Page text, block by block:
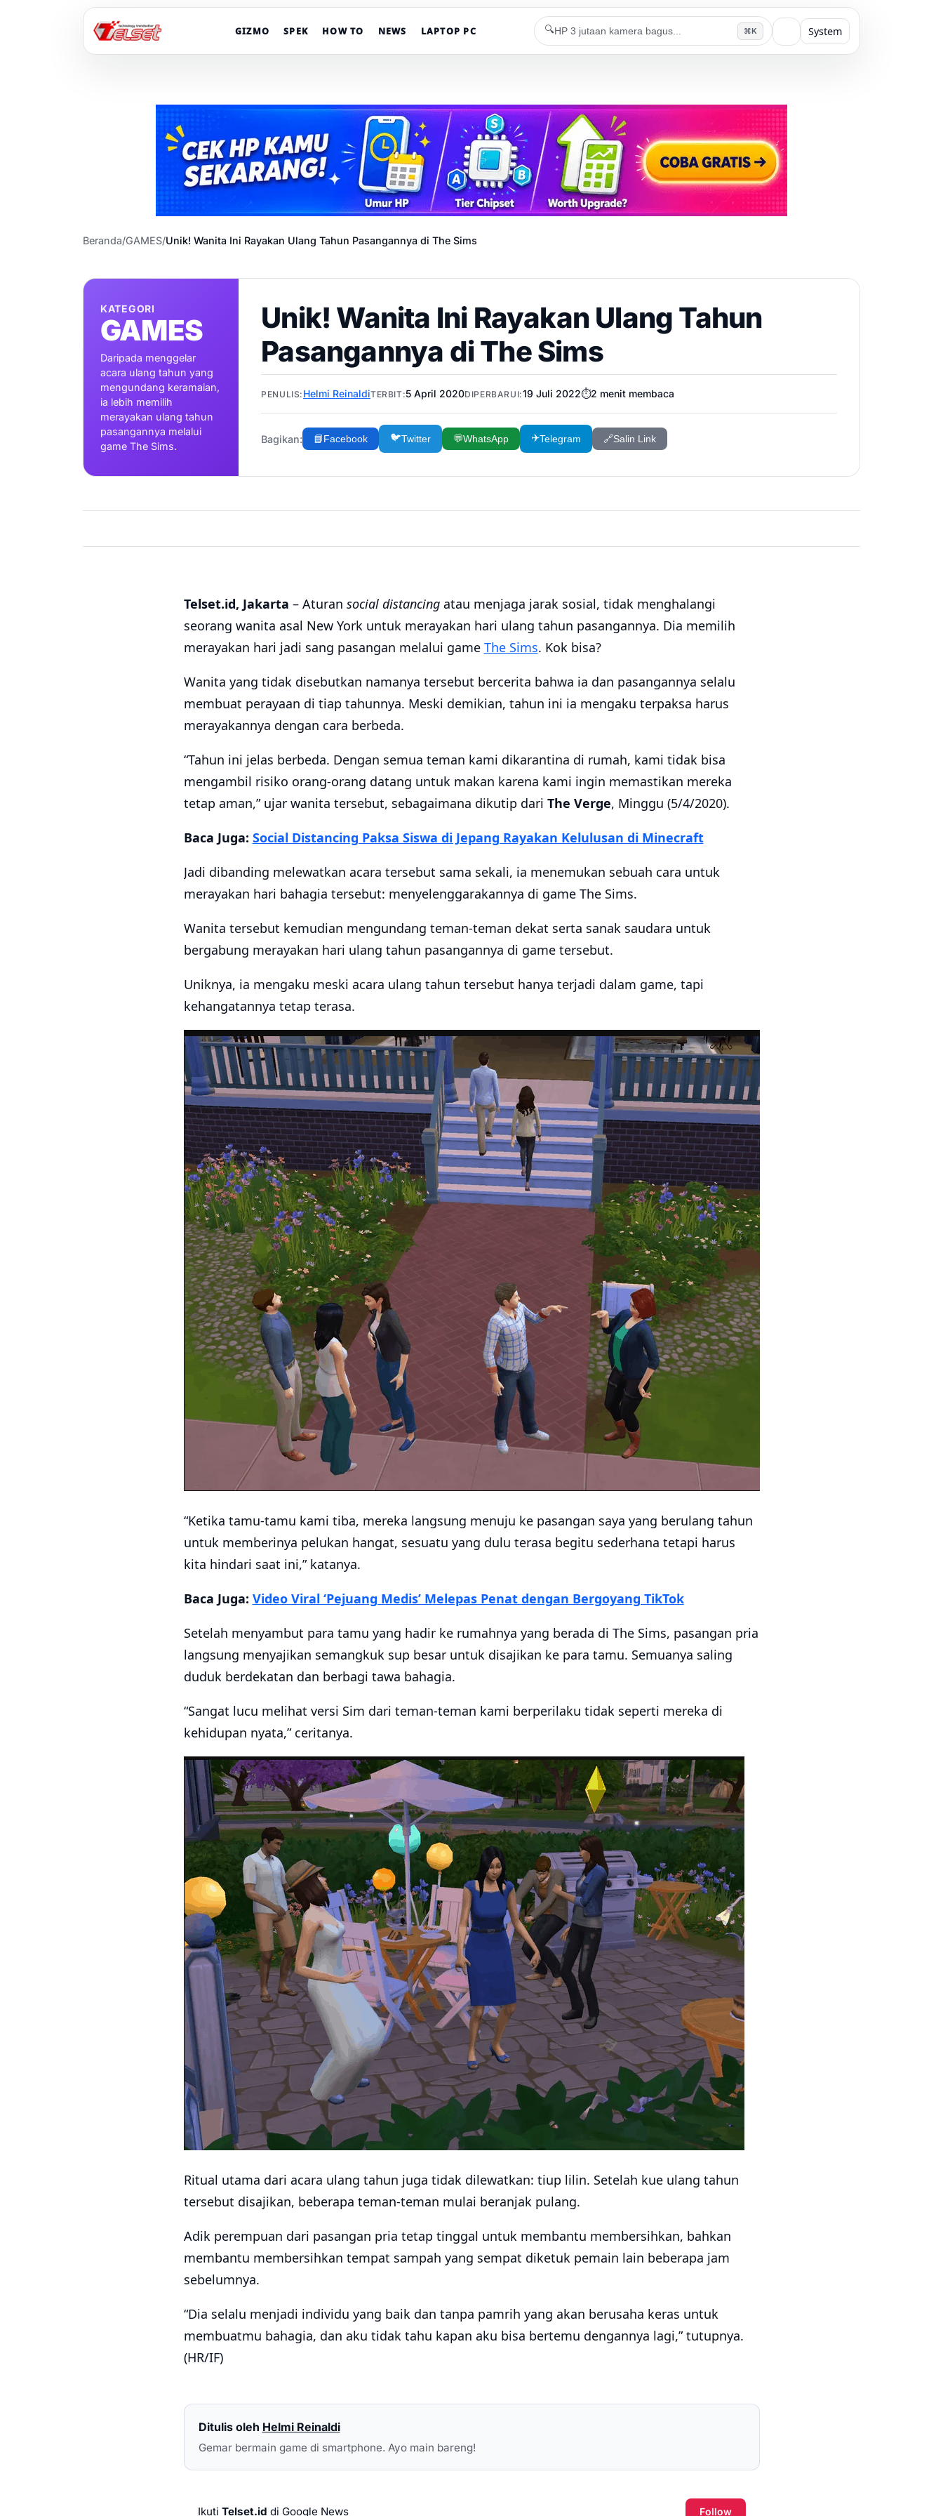
GIZMO SPEK HOW TO NEWS LAPTOP PC 🔍 ⌘K System
Beranda/GAMES/Unik! Wanita Ini Rayakan Ulang Tahun Pasangannya di The Sims
KATEGORI
GAMES
Daripada menggelar
acara ulang tahun yang
mengundang keramaian,
ia lebih memilih
merayakan ulang tahun
pasangannya melalui
game The Sims.
Unik! Wanita Ini Rayakan Ulang Tahun
Pasangannya di The Sims
PENULIS: Helmi ReinaldiTERBIT:5 April 2020DIPERBARUI:19 Juli 2022⏱️2 menit membaca
Bagikan: 📘Facebook 🐦Twitter 💬WhatsApp ✈️Telegram 🔗Salin Link
Telset.id, Jakarta – Aturan social distancingatau menjaga jarak sosial, tidak menghalangi
seorang wanita asal New York untuk merayakan hari ulang tahun pasangannya. Dia memilih
merayakan hari jadi sang pasangan melalui game The Sims. Kok bisa?
Wanita yang tidak disebutkan namanya tersebut bercerita bahwa ia dan pasangannya selalu
membuat perayaan di tiap tahunnya. Meski demikian, tahun ini ia mengaku terpaksa harus
merayakannya dengan cara berbeda.
“Tahun ini jelas berbeda. Dengan semua teman kami dikarantina di rumah, kami tidak bisa
mengambil risiko orang-orang datang untuk makan karena kami ingin memastikan mereka
tetap aman,” ujar wanita tersebut, sebagaimana dikutip dari The Verge, Minggu (5/4/2020).
Baca Juga: Social Distancing Paksa Siswa di Jepang Rayakan Kelulusan di Minecraft
Jadi dibanding melewatkan acara tersebut sama sekali, ia menemukan sebuah cara untuk
merayakan hari bahagia tersebut: menyelenggarakannya di game The Sims.
Wanita tersebut kemudian mengundang teman-teman dekat serta sanak saudara untuk
bergabung merayakan hari ulang tahun pasangannya di game tersebut.
Uniknya, ia mengaku meski acara ulang tahun tersebut hanya terjadi dalam game, tapi
kehangatannya tetap terasa.
“Ketika tamu-tamu kami tiba, mereka langsung menuju ke pasangan saya yang berulang tahun
untuk memberinya pelukan hangat, sesuatu yang dulu terasa begitu sederhana tetapi harus
kita hindari saat ini,” katanya.
Baca Juga: Video Viral ‘Pejuang Medis’ Melepas Penat dengan Bergoyang TikTok
Setelah menyambut para tamu yang hadir ke rumahnya yang berada di The Sims, pasangan pria
langsung menyajikan semangkuk sup besar untuk disajikan ke para tamu. Semuanya saling
duduk berdekatan dan berbagi tawa bahagia.
“Sangat lucu melihat versi Sim dari teman-teman kami berperilaku tidak seperti mereka di
kehidupan nyata,” ceritanya.
Ritual utama dari acara ulang tahun juga tidak dilewatkan: tiup lilin. Setelah kue ulang tahun
tersebut disajikan, beberapa teman-teman mulai beranjak pulang.
Adik perempuan dari pasangan pria tetap tinggal untuk membantu membersihkan, bahkan
membantu membersihkan tempat sampah yang sempat diketuk pemain lain beberapa jam
sebelumnya.
“Dia selalu menjadi individu yang baik dan tanpa pamrih yang akan berusaha keras untuk
membuatmu bahagia, dan aku tidak tahu kapan aku bisa bertemu dengannya lagi,” tutupnya.
(HR/IF)
Ditulis oleh Helmi Reinaldi
Gemar bermain game di smartphone. Ayo main bareng!
Ikuti Telset.id di Google News Follow